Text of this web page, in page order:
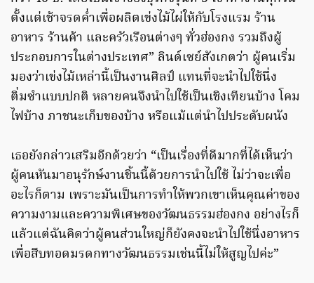
ตั้งแต่เช้าจรดค่ำเพื่อผลิตเข่งไม้ไผ่ให้กับโรงแรม ร้าน
อาหาร ร้านค้า และครัวเรือนต่างๆ ทั่วฮ่องกง รวมถึงผู้
ประกอบการในต่างประเทศ” ลินด์เซย์สังเกตว่า ผู้คนเริ่ม
มองว่าเข่งไม้เหล่านี้เป็นงานศิลป์ แทนที่จะนำไปใช้นึ่ง
ติ่มซำแบบปกติ หลายคนจึงนำไปใช้เป็นเชิงเทียนบ้าง โคม
ไฟบ้าง ภาชนะเก็บของบ้าง หรือแม้แต่นำไปประดับผนัง
เธอยังกล่าวเสริมอีกด้วยว่า “เป็นเรื่องที่ดีมากที่ได้เห็นว่า
ผู้คนหันมาอนุรักษ์งานชิ้นนี้ด้วยการนำไปใช้ ไม่ว่าจะเพื่อ
อะไรก็ตาม เพราะมันเป็นการทำให้พวกเขาเห็นคุณค่าของ
ความงามและความพิเศษของวัฒนธรรมฮ่องกง อย่างไรก็
แล้วแต่ฉันคิดว่าผู้คนส่วนใหญ่ก็ยังคงจะนำไปใช้นึ่งอาหาร
เพื่อสืบทอดมรดกทางวัฒนธรรมเช่นนี้ไม่ให้สูญไปค่ะ”